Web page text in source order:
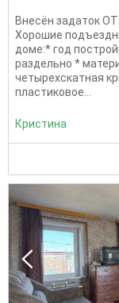
Внесён задаток
Хорошие
доме:* год
раздельно *
четырехскатная
пластиковое...
Кристина